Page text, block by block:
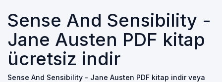
Sense And Sensibility -
Jane Austen PDF kitap
ücretsiz indir
Sense And Sensibility - Jane Austen PDF kitap indir veya